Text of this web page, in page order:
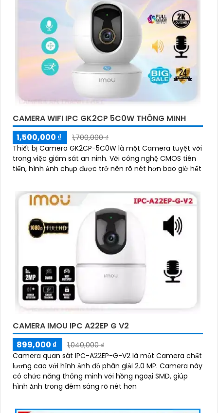
tìm hiểu về các sản phẩm camera báo động trên thị
trường và tự lắp đặt nếu bạn muốn.
Nếu bạn cần thêm thông tin hoặc muốn để lại thông
tin liên lạc, Từng công trình có thể giúp bạn tìm kiếm
các dịch vụ liên quan đến lắp đặt Camera Báo Động
Chống Trộm.
CAMERA WIFI IPC GK2CP 5C0W THÔNG MINH
1,500,000 ₫
1,700,000 ₫
Thiết bị Camera GK2CP-5C0W là một Camera tuyệt vời
trong việc giám sát an ninh. Với công nghệ CMOS tiên
tiến, hình ảnh chụp được trở nên rõ nét hơn bao giờ hết
CAMERA IMOU IPC A22EP G V2
899,000 ₫
1,040,000 ₫
Camera quan sát IPC-A22EP-G-V2 là một Camera chất
lượng cao với hình ảnh độ phân giải 2.0 MP. Camera này
có chức năng thông minh với hồng ngoại SMD, giúp
hình ảnh trong đêm sáng rõ nét hơn